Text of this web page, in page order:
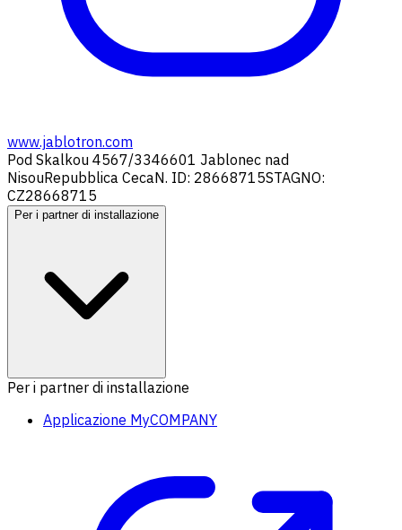
www.jablotron.com
Pod Skalkou 4567/3346601 Jablonec nad
NisouRepubblica CecaN. ID: 28668715STAGNO:
CZ28668715
Per i partner di installazione
Per i partner di installazione
Applicazione MyCOMPANY